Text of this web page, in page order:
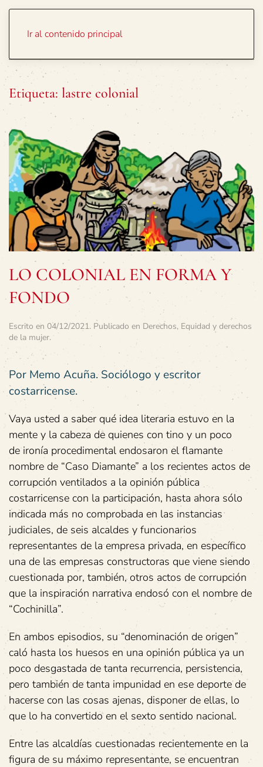
Ir al contenido principal
Etiqueta: lastre colonial
LO COLONIAL EN FORMA Y
FONDO
Escrito en 04/12/2021. Publicado en Derechos, Equidad y derechos
de la mujer.
Por Memo Acuña. Sociólogo y escritor
costarricense.
Vaya usted a saber qué idea literaria estuvo en la
mente y la cabeza de quienes con tino y un poco
de ironía procedimental endosaron el flamante
nombre de “Caso Diamante” a los recientes actos de
corrupción ventilados a la opinión pública
costarricense con la participación, hasta ahora sólo
indicada más no comprobada en las instancias
judiciales, de seis alcaldes y funcionarios
representantes de la empresa privada, en específico
una de las empresas constructoras que viene siendo
cuestionada por, también, otros actos de corrupción
que la inspiración narrativa endosó con el nombre de
“Cochinilla”.
En ambos episodios, su “denominación de origen”
caló hasta los huesos en una opinión pública ya un
poco desgastada de tanta recurrencia, persistencia,
pero también de tanta impunidad en ese deporte de
hacerse con las cosas ajenas, disponer de ellas, lo
que lo ha convertido en el sexto sentido nacional.
Entre las alcaldías cuestionadas recientemente en la
figura de su máximo representante, se encuentran